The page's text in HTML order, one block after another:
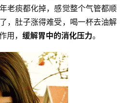
老痰都化掉，感觉整个气管都顺
，肚子涨得难受，喝一杯去油解
用， 缓解胃中的消化压力。